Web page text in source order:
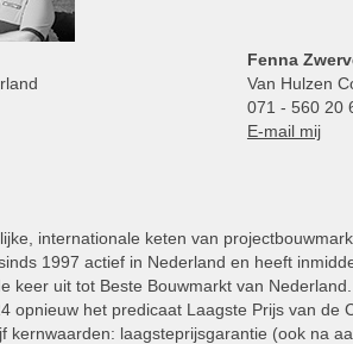
Fenna
Van Hulzen
071 - 560 20
E-mail mij
internationale keten van
1997 actief in Nederland en heeft
keer uit tot Beste Bouwmarkt van
opnieuw het predicaat Laagste Prijs van
kernwaarden: laagsteprijsgarantie (ook na